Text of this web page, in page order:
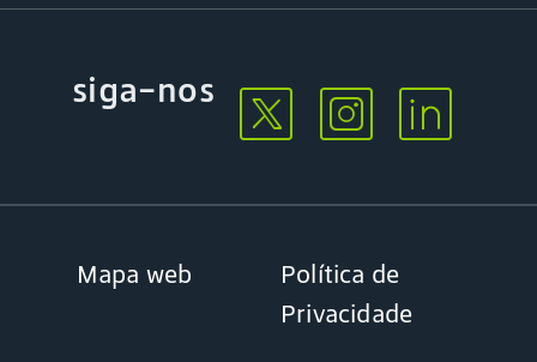
siga-nos
Mapa web
Política de
Privacidade